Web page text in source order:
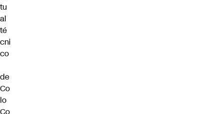
tu
al
té
cni
co
de
Co
lo
Co